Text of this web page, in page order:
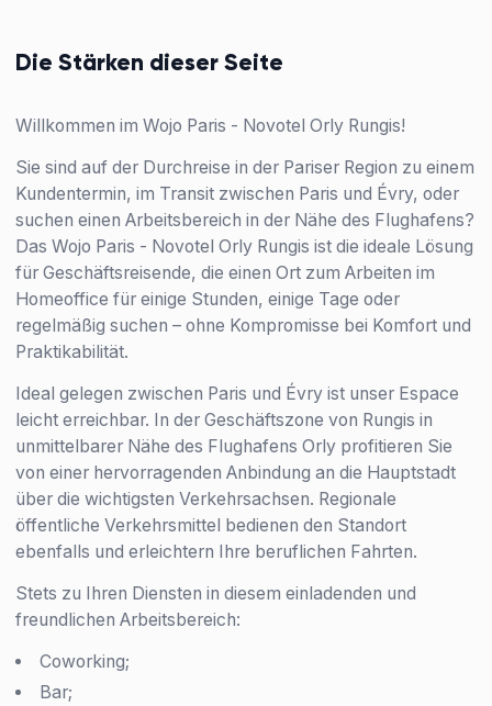
Die Stärken dieser Seite
Willkommen im Wojo Paris - Novotel Orly Rungis!
Sie sind auf der Durchreise in der Pariser Region zu einem
Kundentermin, im Transit zwischen Paris und Évry, oder
suchen einen Arbeitsbereich in der Nähe des Flughafens?
Das Wojo Paris - Novotel Orly Rungis ist die ideale Lösung
für Geschäftsreisende, die einen Ort zum Arbeiten im
Homeoffice für einige Stunden, einige Tage oder
regelmäßig suchen – ohne Kompromisse bei Komfort und
Praktikabilität.
Ideal gelegen zwischen Paris und Évry ist unser Espace
leicht erreichbar. In der Geschäftszone von Rungis in
unmittelbarer Nähe des Flughafens Orly profitieren Sie
von einer hervorragenden Anbindung an die Hauptstadt
über die wichtigsten Verkehrsachsen. Regionale
öffentliche Verkehrsmittel bedienen den Standort
ebenfalls und erleichtern Ihre beruflichen Fahrten.
Stets zu Ihren Diensten in diesem einladenden und
freundlichen Arbeitsbereich:
Coworking;
Bar;